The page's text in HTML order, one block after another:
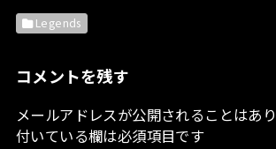
Legends
コメントを残す
メールアドレスが公開されることはあり
付いている欄は必須項目です